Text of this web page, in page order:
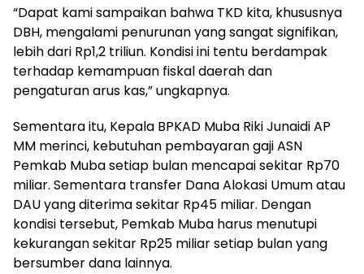
“Dapat kami sampaikan bahwa TKD kita, khususnya
DBH, mengalami penurunan yang sangat signifikan,
lebih dari Rp1,2 triliun. Kondisi ini tentu berdampak
terhadap kemampuan fiskal daerah dan
pengaturan arus kas,” ungkapnya.
Sementara itu, Kepala BPKAD Muba Riki Junaidi AP
MM merinci, kebutuhan pembayaran gaji ASN
Pemkab Muba setiap bulan mencapai sekitar Rp70
miliar. Sementara transfer Dana Alokasi Umum atau
DAU yang diterima sekitar Rp45 miliar. Dengan
kondisi tersebut, Pemkab Muba harus menutupi
kekurangan sekitar Rp25 miliar setiap bulan yang
bersumber dana lainnya.